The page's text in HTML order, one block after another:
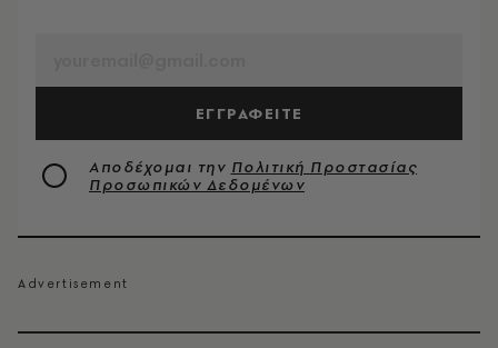
ΕΓΓΡΑΦΕΙΤΕ
Αποδέχομαι την Πολιτική Προστασίας
Προσωπικών Δεδομένων